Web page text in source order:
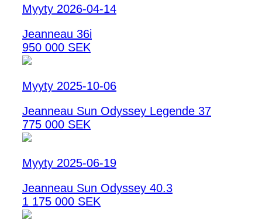
Myyty 2026-04-14
Jeanneau 36i
950 000 SEK
Myyty 2025-10-06
Jeanneau Sun Odyssey Legende 37
775 000 SEK
Myyty 2025-06-19
Jeanneau Sun Odyssey 40.3
1 175 000 SEK